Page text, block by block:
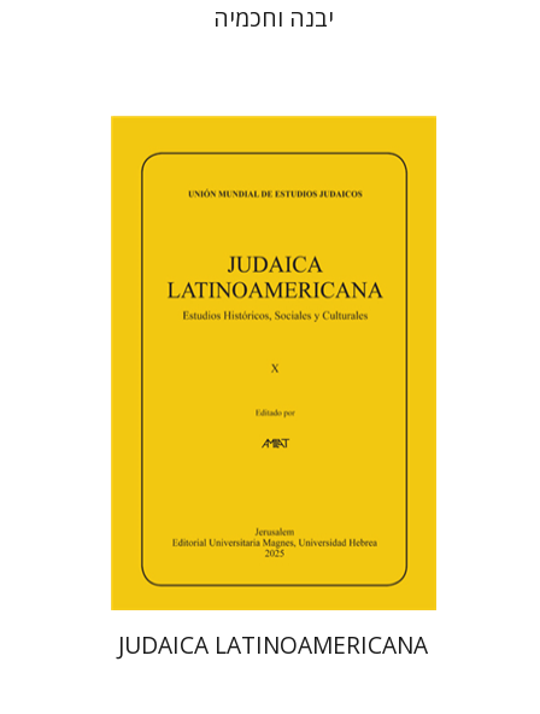
יבנה וחכמיה
פלורינדה פ. גולדברג.
פולט
קרשונוביץ שוסטר
דבי רויטמן אפרים זדוף
$53
$48
JUDAICA LATINOAMERICANA